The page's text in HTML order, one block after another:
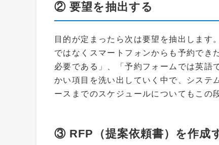
② 要望を抽出する
目的が定まったら次は要望を抽出します
ではなくスマートフォンからも予約でき
必要である」、「予約フォームでは英語
かい項目を洗い出していく中で、システ
ースまでのスケジュールについてもこの
③ RFP（提案依頼書）を作成